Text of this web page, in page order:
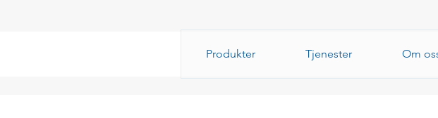
Produkter Tjenester Om